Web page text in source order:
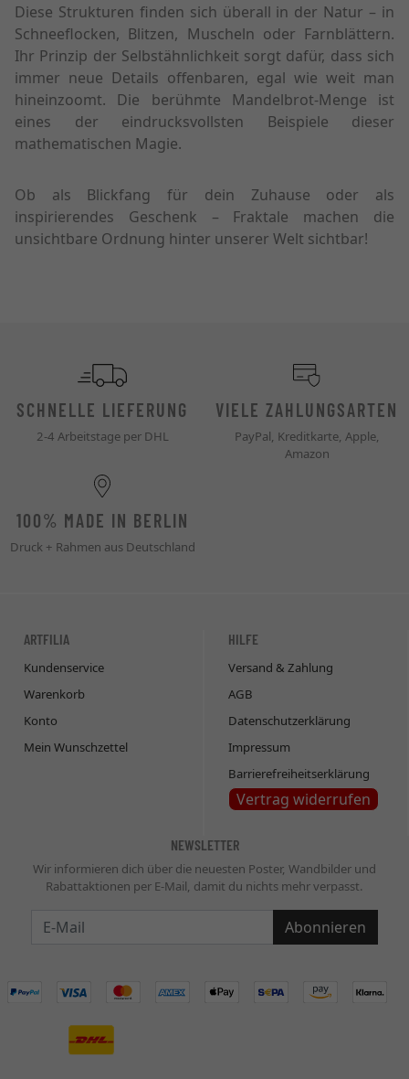
Diese Strukturen finden sich überall in der Natur – in
Schneeflocken, Blitzen, Muscheln oder Farnblättern.
Ihr Prinzip der Selbstähnlichkeit sorgt dafür, dass sich
immer neue Details offenbaren, egal wie weit man
hineinzoomt. Die berühmte Mandelbrot-Menge ist
eines der eindrucksvollsten Beispiele dieser
mathematischen Magie.
Ob als Blickfang für dein Zuhause oder als
inspirierendes Geschenk – Fraktale machen die
unsichtbare Ordnung hinter unserer Welt sichtbar!
SCHNELLE LIEFERUNG
2-4 Arbeitstage per DHL
VIELE ZAHLUNGSARTEN
PayPal, Kreditkarte, Apple,
Amazon
100% MADE IN BERLIN
Druck + Rahmen aus Deutschland
ARTFILIA
Kundenservice
Warenkorb
Konto
Mein Wunschzettel
HILFE
Versand & Zahlung
AGB
Datenschutzerklärung
Impressum
Barrierefreiheitserklärung
Vertrag widerrufen
NEWSLETTER
Wir informieren dich über die neuesten Poster, Wandbilder und
Rabattaktionen per E-Mail, damit du nichts mehr verpasst.
Abonnieren